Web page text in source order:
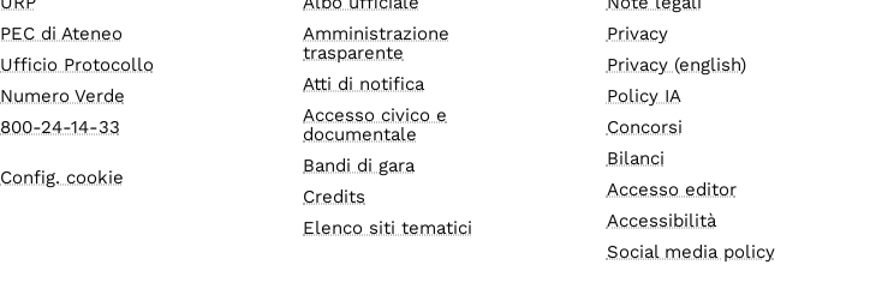
PEC di Ateneo
Ufficio Protocollo
Numero Verde
800-24-14-33
Config. cookie
Amministrazione
trasparente
Atti di notifica
Accesso civico e
documentale
Bandi di gara
Credits
Elenco siti tematici
Privacy
Privacy (english)
Policy IA
Concorsi
Bilanci
Accesso editor
Accessibilità
Social media policy